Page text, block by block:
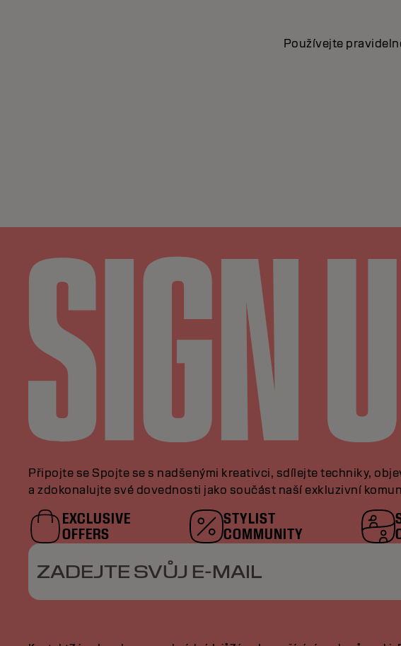
Používejte
Připojte se Spojte se s nadšenými kreativci, sdílejte techniky,
a zdokonalujte své dovednosti jako součást naší exkluzivní
EXCLUSIVE
OFFERS
STYLIST
COMMUNITY
ZADEJTE SVŮJ E-MAIL